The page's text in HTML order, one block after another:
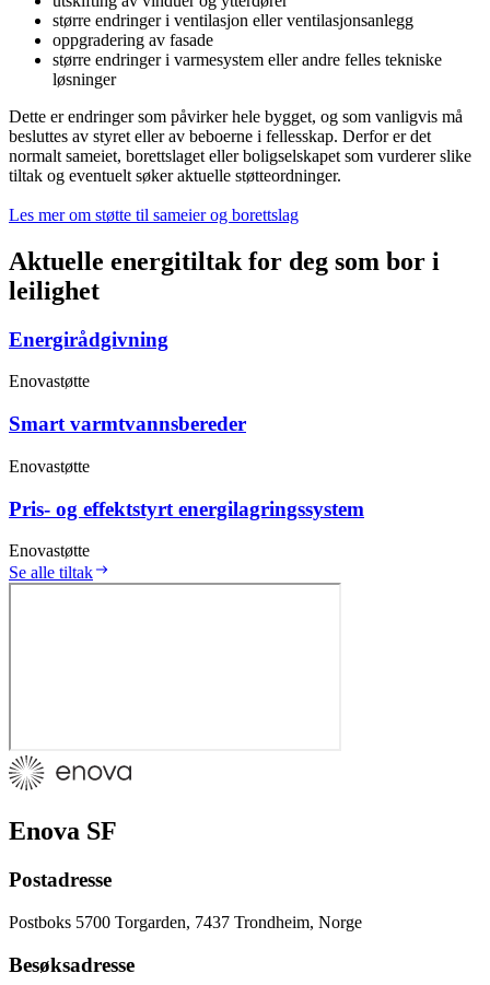
større endringer i ventilasjon eller ventilasjonsanlegg
oppgradering av fasade
større endringer i varmesystem eller andre felles tekniske
løsninger
Dette er endringer som påvirker hele bygget, og som vanligvis må
besluttes av styret eller av beboerne i fellesskap. Derfor er det
normalt sameiet, borettslaget eller boligselskapet som vurderer slike
tiltak og eventuelt søker aktuelle støtteordninger.
Les mer om støtte til sameier og borettslag
Aktuelle energitiltak for deg som bor i
leilighet
Energirådgivning
Enovastøtte
Smart varmtvannsbereder
Enovastøtte
Pris- og effektstyrt energilagringssystem
Enovastøtte
Se alle tiltak
Enova SF
Postadresse
Postboks 5700 Torgarden, 7437 Trondheim, Norge
Besøksadresse